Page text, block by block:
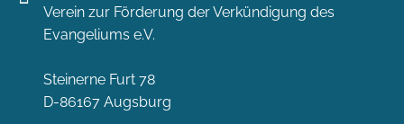
Verein zur Förderung der Verkündigung des
Evangeliums e.V.
Steinerne Furt 78
D-86167 Augsburg